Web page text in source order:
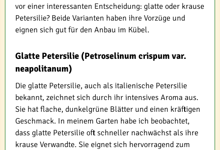
vor einer interessanten Entscheidung: glatte oder krause
Petersilie? Beide Varianten haben ihre Vorzüge und
eignen sich gut für den Anbau im Kübel.
Glatte Petersilie (Petroselinum crispum var.
neapolitanum)
Die glatte Petersilie, auch als italienische Petersilie
bekannt, zeichnet sich durch ihr intensives Aroma aus.
Sie hat flache, dunkelgrüne Blätter und einen kräftigen
Geschmack. In meinem Garten habe ich beobachtet,
dass glatte Petersilie oft schneller nachwächst als ihre
krause Verwandte. Sie eignet sich hervorragend zum